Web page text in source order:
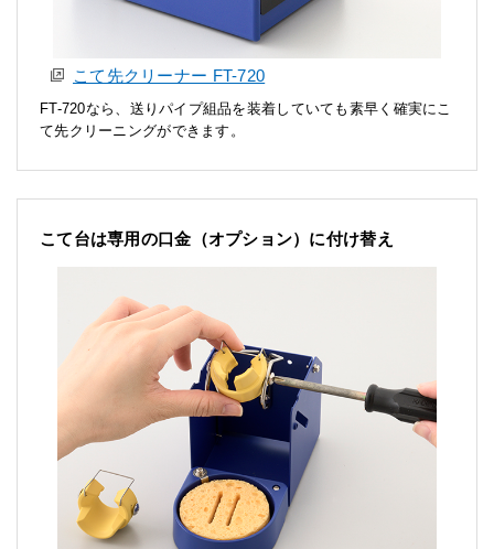
こて先クリーナー FT-720
FT-720なら、送りパイプ組品を装着していても素早く確実にこ
て先クリーニングができます。
こて台は専用の口金（オプション）に付け替え